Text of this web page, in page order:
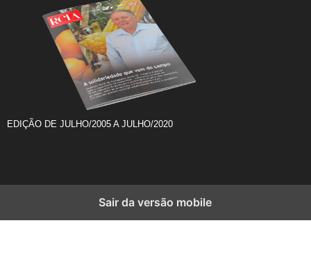
EDIÇÃO DE JULHO/2005 A JULHO/2020
Sair da versão mobile